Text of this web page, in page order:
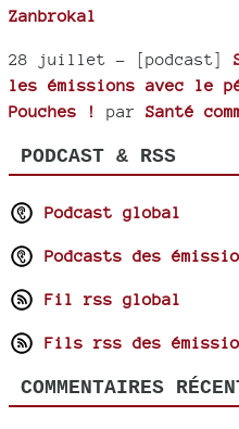
Zanbrokal
28 juillet - [podcast]
les émissions avec le
Pouches !
par Santé
PODCAST & RSS
Podcast global
Podcasts des
Fil rss global
Fils rss des
COMMENTAIRES